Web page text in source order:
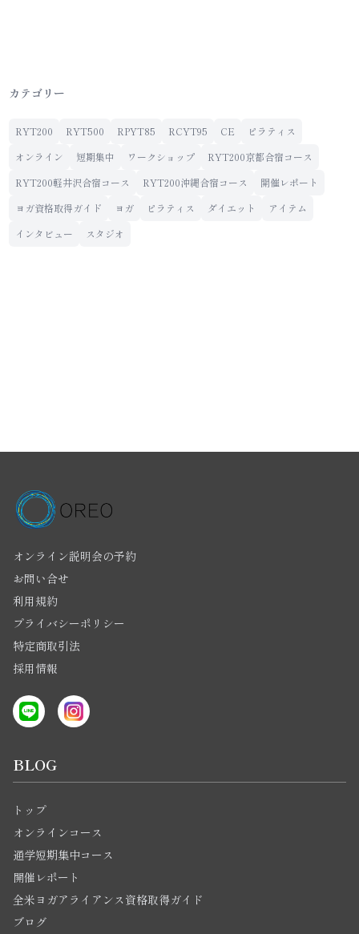
カテゴリー
RYT200 RYT500 RPYT85 RCYT95 CE
ピラティス
オンライン
短期集中 ワークショップ
RYT200京都合宿コース
RYT200軽井沢合宿コース
RYT200沖縄合宿コース
開催レポート
ヨガ資格取得ガイド
ヨガ ピラティス ダイエット
アイテム
インタビュー
スタジオ
オンライン説明会の予約
お問い合せ
利用規約
プライバシーポリシー
特定商取引法
採用情報
BLOG
トップ
オンラインコース
通学短期集中コース
開催レポート
全米ヨガアライアンス資格取得ガイド
ブログ